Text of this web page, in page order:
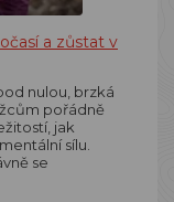
a zůstat v
nulou, brzká
pořádně
jak
sílu.
se